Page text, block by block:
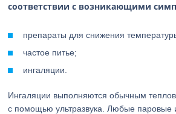
соответствии с возникающими
препараты для снижения
частое питье;
ингаляции.
Ингаляции выполняются обычным
с помощью ультразвука. Любые паровые